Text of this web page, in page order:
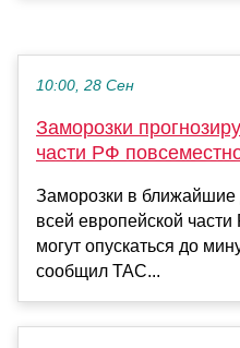
10:00, 28 Сен
Заморозки
части РФ
Заморозки в ближайшие
всей европейской
могут опускаться до
сообщил ТАС...